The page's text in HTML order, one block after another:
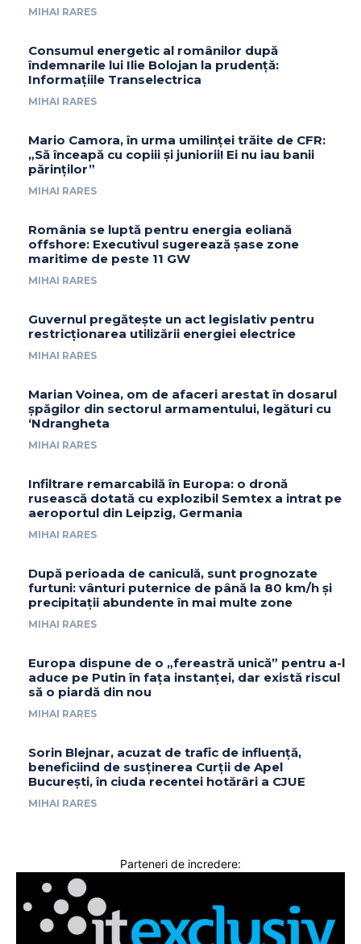
MIHAI RARES
Consumul energetic al românilor după
îndemnarile lui Ilie Bolojan la prudență:
Informațiile Transelectrica
MIHAI RARES
Mario Camora, în urma umilinței trăite de CFR:
„Să înceapă cu copiii și juniorii! Ei nu iau banii
părinților”
MIHAI RARES
România se luptă pentru energia eoliană
offshore: Executivul sugerează șase zone
maritime de peste 11 GW
MIHAI RARES
Guvernul pregătește un act legislativ pentru
restricționarea utilizării energiei electrice
MIHAI RARES
Marian Voinea, om de afaceri arestat în dosarul
șpăgilor din sectorul armamentului, legături cu
‘Ndrangheta
MIHAI RARES
Infiltrare remarcabilă în Europa: o dronă
rusească dotată cu explozibil Semtex a intrat pe
aeroportul din Leipzig, Germania
MIHAI RARES
După perioada de caniculă, sunt prognozate
furtuni: vânturi puternice de până la 80 km/h și
precipitații abundente în mai multe zone
MIHAI RARES
Europa dispune de o „fereastră unică” pentru a-l
aduce pe Putin în fața instanței, dar există riscul
să o piardă din nou
MIHAI RARES
Sorin Blejnar, acuzat de trafic de influență,
beneficiind de susținerea Curții de Apel
București, în ciuda recentei hotărâri a CJUE
MIHAI RARES
Parteneri de incredere: